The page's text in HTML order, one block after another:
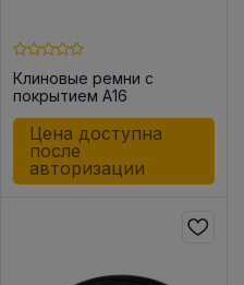
Клиновые ремни с
покрытием A16
Цена доступна
после
авторизации